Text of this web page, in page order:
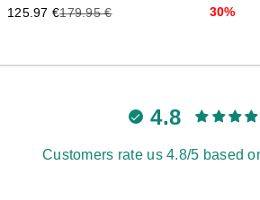
Precio de oferta
125.97 €Precio anterior
179.95 € 30%
4.8
Customers rate us 4.8/5 based